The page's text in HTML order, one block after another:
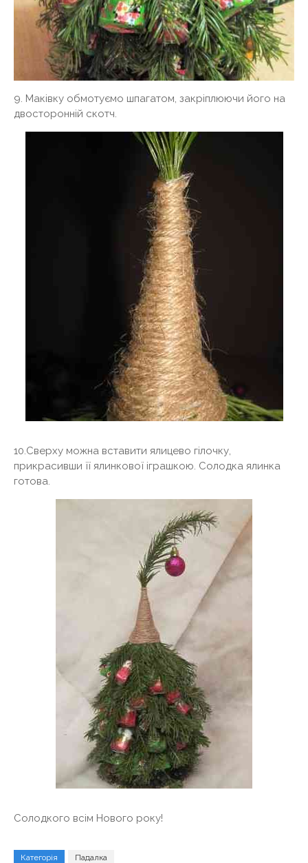
9. Маківку обмотуємо шпагатом, закріплюючи його на
двосторонній скотч.
10.Сверху можна вставити ялицево гілочку,
прикрасивши її ялинкової іграшкою. Солодка ялинка
готова.
Солодкого всім Нового року!
Категорія Падалка